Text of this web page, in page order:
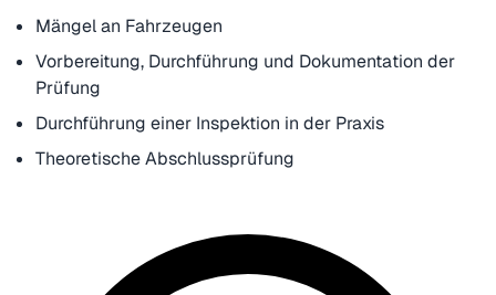
Mängel an Fahrzeugen
Vorbereitung, Durchführung und Dokumentation der
Prüfung
Durchführung einer Inspektion in der Praxis
Theoretische Abschlussprüfung